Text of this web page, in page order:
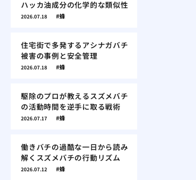
ハッカ油成分の化学的な類似性
2026.07.18 蜂
住宅街で多発するアシナガバチ
被害の事例と安全管理
2026.07.18 蜂
駆除のプロが教えるスズメバチ
の活動時間を逆手に取る戦術
2026.07.17 蜂
働きバチの過酷な一日から読み
解くスズメバチの行動リズム
2026.07.12 蜂